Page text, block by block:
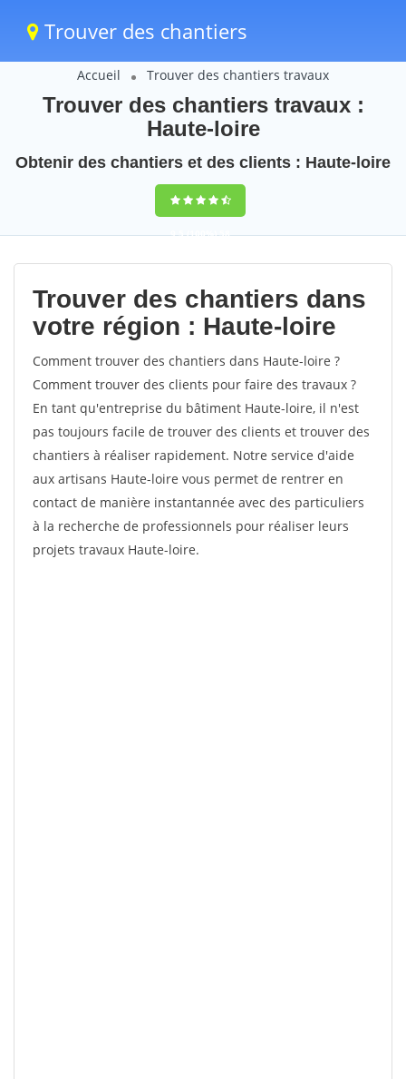
Trouver des chantiers
Accueil Trouver des chantiers travaux
Trouver des chantiers travaux :
Haute-loire
Obtenir des chantiers et des clients : Haute-loire
9,5(100%)58
votes
Trouver des chantiers dans
votre région : Haute-loire
Comment trouver des chantiers dans Haute-loire ?
Comment trouver des clients pour faire des travaux ?
En tant qu'entreprise du bâtiment Haute-loire, il n'est
pas toujours facile de trouver des clients et trouver des
chantiers à réaliser rapidement. Notre service d'aide
aux artisans Haute-loire vous permet de rentrer en
contact de manière instantannée avec des particuliers
à la recherche de professionnels pour réaliser leurs
projets travaux Haute-loire.